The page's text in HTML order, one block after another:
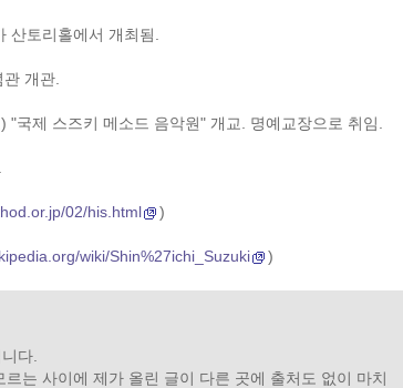
산토리홀에서 개최됨.
관 개관.
"국제 스즈키 메소드 음악원" 개교. 명예교장으로 취임.
02/his.html )
wiki/Shin%27ichi_Suzuki )
다.
는 사이에 제가 올린 글이 다른 곳에 출처도 없이 마치